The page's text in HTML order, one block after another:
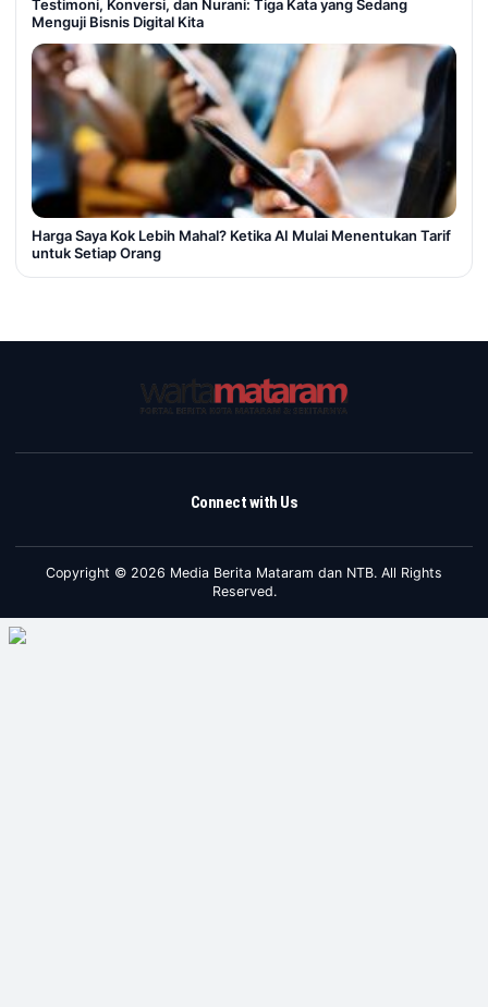
Testimoni, Konversi, dan Nurani: Tiga Kata yang Sedang
Menguji Bisnis Digital Kita
Harga Saya Kok Lebih Mahal? Ketika AI Mulai Menentukan Tarif
untuk Setiap Orang
Connect with Us
Copyright © 2026 Media Berita Mataram dan NTB. All Rights
Reserved.